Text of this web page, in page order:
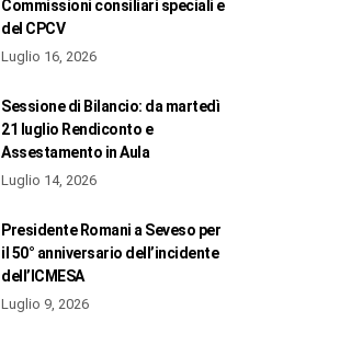
Commissioni consiliari speciali e
del CPCV
Luglio 16, 2026
Sessione di Bilancio: da martedì
21 luglio Rendiconto e
Assestamento in Aula
Luglio 14, 2026
Presidente Romani a Seveso per
il 50° anniversario dell’incidente
dell’ICMESA
Luglio 9, 2026